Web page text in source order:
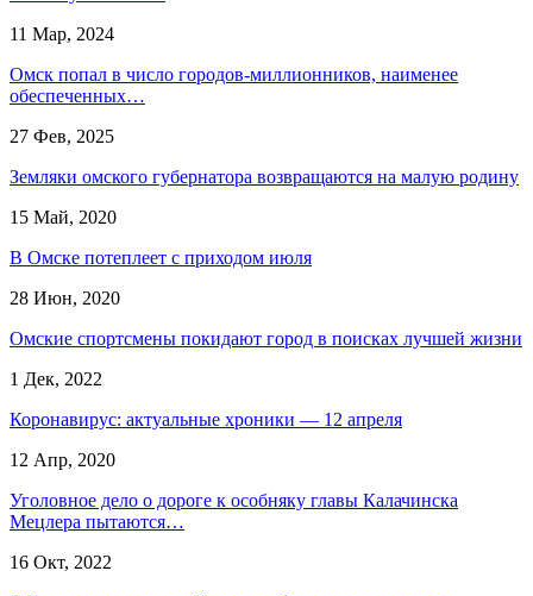
11 Мар, 2024
Омск попал в число городов-миллионников, наименее
обеспеченных…
27 Фев, 2025
Земляки омского губернатора возвращаются на малую родину
15 Май, 2020
В Омске потеплеет с приходом июля
28 Июн, 2020
Омские спортсмены покидают город в поисках лучшей жизни
1 Дек, 2022
Коронавирус: актуальные хроники — 12 апреля
12 Апр, 2020
Уголовное дело о дороге к особняку главы Калачинска
Мецлера пытаются…
16 Окт, 2022